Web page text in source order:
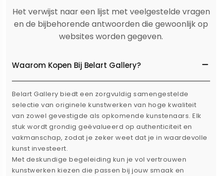
Het verwijst naar een lijst met veelgestelde vragen
en de bijbehorende antwoorden die gewoonlijk op
websites worden gegeven.
Waarom Kopen Bij Belart Gallery?
Belart Gallery biedt een zorgvuldig samengestelde
selectie van originele kunstwerken van hoge kwaliteit
van zowel gevestigde als opkomende kunstenaars. Elk
stuk wordt grondig geëvalueerd op authenticiteit en
vakmanschap, zodat je zeker weet dat je in waardevolle
kunst investeert.
Met deskundige begeleiding kun je vol vertrouwen
kunstwerken kiezen die passen bij jouw smaak en